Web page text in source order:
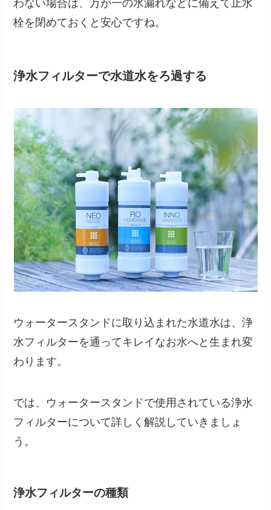
わない場合は、万が一の水漏れなどに備えて止水
栓を閉めておくと安心ですね。
浄水フィルターで水道水をろ過する
ウォータースタンドに取り込まれた水道水は、浄
水フィルターを通ってキレイなお水へと生まれ変
わります。
では、ウォータースタンドで使用されている浄水
フィルターについて詳しく解説していきましょ
う。
浄水フィルターの種類